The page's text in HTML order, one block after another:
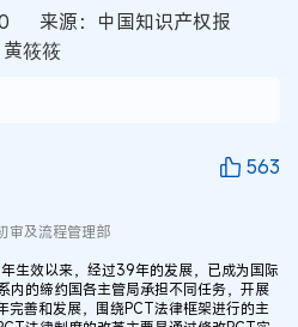
来源：中国知识产权报
筱筱
563
审及流程管理部
生效以来，经过39年的发展，已成为国际
内的缔约国各主管局承担不同任务，开展
完善和发展，围绕PCT法律框架进行的主